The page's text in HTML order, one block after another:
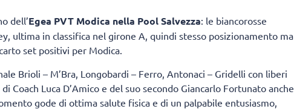
dell’Egea PVT Modica nella Pool Salvezza: le biancorosse
ultima in classifica nel girone A, quindi stesso posizionamento ma
set positivi per Modica.
Brioli – M’Bra, Longobardi – Ferro, Antonaci – Gridelli con liberi
Coach Luca D’Amico e del suo secondo Giancarlo Fortunato anche
gode di ottima salute fisica e di un palpabile entusiasmo,